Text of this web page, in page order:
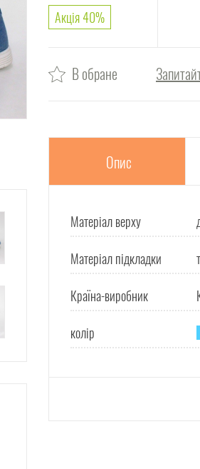
Акція 40%
В обране
Опис
Матеріал верху
Матеріал підкладки
Країна-виробник
колір